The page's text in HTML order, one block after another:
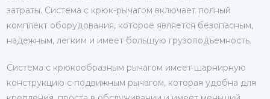
затраты. Система с крюк-рычагом включает полный
комплект оборудования, которое является безопасным,
надежным, легким и имеет большую грузоподъемность.
Система с крюкообразным рычагом имеет шарнирную
конструкцию с подвижным рычагом, которая удобна для